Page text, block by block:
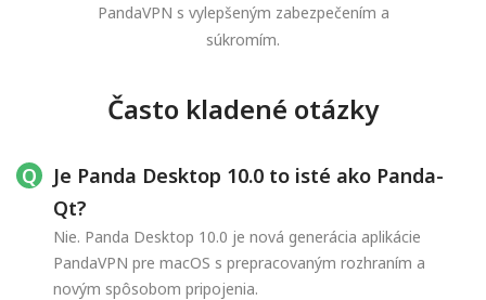
PandaVPN s vylepšeným zabezpečením a
súkromím.
Často kladené otázky
Je Panda Desktop 10.0 to isté ako Panda-
Qt?
Nie. Panda Desktop 10.0 je nová generácia aplikácie
PandaVPN pre macOS s prepracovaným rozhraním a
novým spôsobom pripojenia.